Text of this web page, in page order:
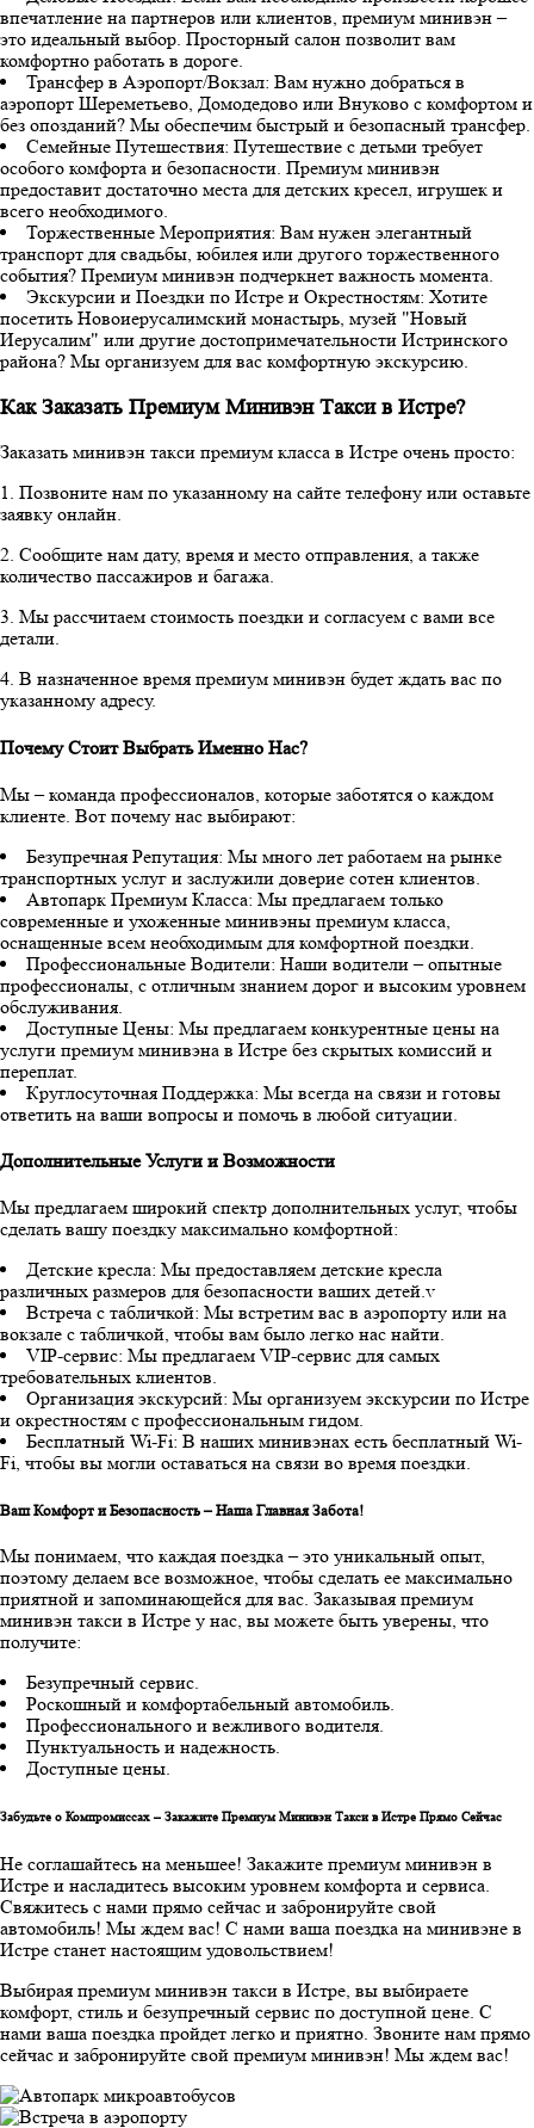
впечатление на партнеров или клиентов, премиум минивэн –
это идеальный выбор. Просторный салон позволит вам
комфортно работать в дороге.
Трансфер в Аэропорт/Вокзал: Вам нужно добраться в
аэропорт Шереметьево, Домодедово или Внуково с комфортом и
без опозданий? Мы обеспечим быстрый и безопасный трансфер.
Семейные Путешествия: Путешествие с детьми требует
особого комфорта и безопасности. Премиум минивэн
предоставит достаточно места для детских кресел, игрушек и
всего необходимого.
Торжественные Мероприятия: Вам нужен элегантный
транспорт для свадьбы, юбилея или другого торжественного
события? Премиум минивэн подчеркнет важность момента.
Экскурсии и Поездки по Истре и Окрестностям: Хотите
посетить Новоиерусалимский монастырь, музей "Новый
Иерусалим" или другие достопримечательности Истринского
района? Мы организуем для вас комфортную экскурсию.
Как Заказать Премиум Минивэн Такси в Истре?
Заказать минивэн такси премиум класса в Истре очень просто:
1. Позвоните нам по указанному на сайте телефону или оставьте
заявку онлайн.
2. Сообщите нам дату, время и место отправления, а также
количество пассажиров и багажа.
3. Мы рассчитаем стоимость поездки и согласуем с вами все
детали.
4. В назначенное время премиум минивэн будет ждать вас по
указанному адресу.
Почему Стоит Выбрать Именно Нас?
Мы – команда профессионалов, которые заботятся о каждом
клиенте. Вот почему нас выбирают:
Безупречная Репутация: Мы много лет работаем на рынке
транспортных услуг и заслужили доверие сотен клиентов.
Автопарк Премиум Класса: Мы предлагаем только
современные и ухоженные минивэны премиум класса,
оснащенные всем необходимым для комфортной поездки.
Профессиональные Водители: Наши водители – опытные
профессионалы, с отличным знанием дорог и высоким уровнем
обслуживания.
Доступные Цены: Мы предлагаем конкурентные цены на
услуги премиум минивэна в Истре без скрытых комиссий и
переплат.
Круглосуточная Поддержка: Мы всегда на связи и готовы
ответить на ваши вопросы и помочь в любой ситуации.
Дополнительные Услуги и Возможности
Мы предлагаем широкий спектр дополнительных услуг, чтобы
сделать вашу поездку максимально комфортной:
Детские кресла: Мы предоставляем детские кресла
различных размеров для безопасности ваших детей.v
Встреча с табличкой: Мы встретим вас в аэропорту или на
вокзале с табличкой, чтобы вам было легко нас найти.
VIP-сервис: Мы предлагаем VIP-сервис для самых
требовательных клиентов.
Организация экскурсий: Мы организуем экскурсии по Истре
и окрестностям с профессиональным гидом.
Бесплатный Wi-Fi: В наших минивэнах есть бесплатный Wi-
Fi, чтобы вы могли оставаться на связи во время поездки.
Ваш Комфорт и Безопасность – Наша Главная Забота!
Мы понимаем, что каждая поездка – это уникальный опыт,
поэтому делаем все возможное, чтобы сделать ее максимально
приятной и запоминающейся для вас. Заказывая премиум
минивэн такси в Истре у нас, вы можете быть уверены, что
получите:
Безупречный сервис.
Роскошный и комфортабельный автомобиль.
Профессионального и вежливого водителя.
Пунктуальность и надежность.
Доступные цены.
Забудьте о Компромиссах – Закажите Премиум Минивэн Такси в Истре Прямо Сейчас
Не соглашайтесь на меньшее! Закажите премиум минивэн в
Истре и насладитесь высоким уровнем комфорта и сервиса.
Свяжитесь с нами прямо сейчас и забронируйте свой
автомобиль! Мы ждем вас! С нами ваша поездка на минивэне в
Истре станет настоящим удовольствием!
Выбирая премиум минивэн такси в Истре, вы выбираете
комфорт, стиль и безупречный сервис по доступной цене. С
нами ваша поездка пройдет легко и приятно. Звоните нам прямо
сейчас и забронируйте свой премиум минивэн! Мы ждем вас!